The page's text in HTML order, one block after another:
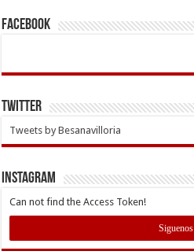
Facebook
Twitter
Tweets by Besanavilloria
INSTAGRAM
Can not find the Access Token!
Siguenos